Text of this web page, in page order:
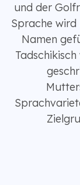
und der
Sprache wird
Namen